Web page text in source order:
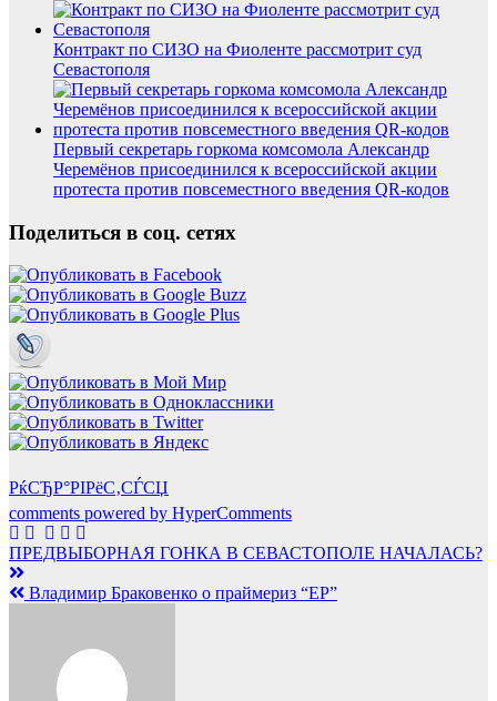
Контракт по СИЗО на Фиоленте рассмотрит суд
Севастополя
Первый секретарь горкома комсомола Александр
Черемёнов присоединился к всероссийской акции
протеста против повсеместного введения QR-кодов
Поделиться в соц. сетях
РќСЂР°РІРёС‚СЃСЏ
comments powered by HyperComments
Навигация
по
ПРЕДВЫБОРНАЯ ГОНКА В СЕВАСТОПОЛЕ НАЧАЛАСЬ?
Владимир Браковенко о праймериз “ЕР”